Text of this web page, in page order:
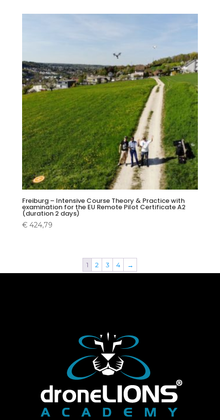
Freiburg – Intensive Course Theory & Practice with
examination for the EU Remote Pilot Certificate A2
(duration 2 days)
€424,79
1 2 3 4 →